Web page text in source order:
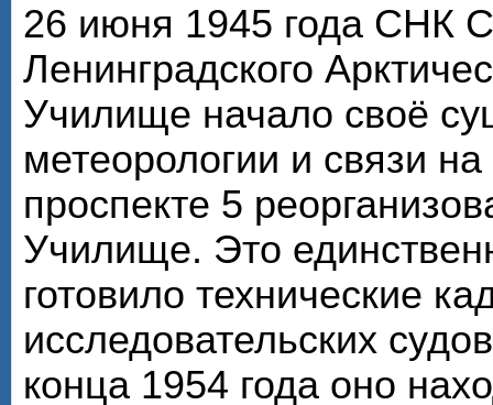
26 июня 1945 года СНК
Ленинградского
Училище начало своё
метеорологии и связи
проспекте 5
Училище. Это
готовило технические
исследовательских
конца 1954 года оно